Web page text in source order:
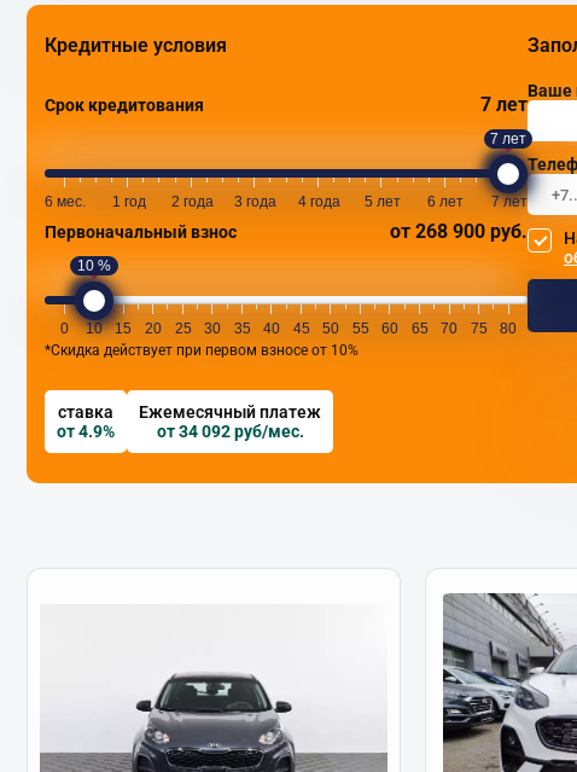
Кредитные условия
Срок кредитования 7 лет
7 лет
6 мес. 1 год 2 года 3 года 4 года 5 лет 6 лет 7 лет
Первоначальный взнос от 268 900 руб.
10 %
0 10 15 20 25 30 35 40 45 50 55 60 65 70 75
80
*Скидка действует при первом взносе от 10%
ставка
от 4.9%
Ежемесячный платеж
от 34 092 руб/мес.
Ваше